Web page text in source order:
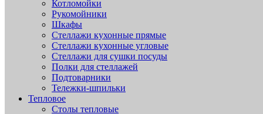
Котломойки
Рукомойники
Шкафы
Стеллажи кухонные прямые
Стеллажи кухонные угловые
Стеллажи для сушки посуды
Полки для стеллажей
Подтоварники
Тележки-шпильки
Тепловое
Столы тепловые